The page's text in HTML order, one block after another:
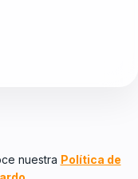
nuestra Política de